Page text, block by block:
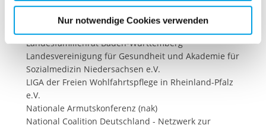
Cookies, die erforderlich zur Bereitstellung der von Ihnen
aufgerufenen und somit gewünschten Website-
Funktionen sind. Diese Cookies setzen wir aufgrund
berechtigter Interessen und daher unabhängig von einer
Einwilligung.
Nur notwendige Cookies verwenden
Kindervereinigung e.V.
Arbeitsgemeinschaft der Spitzenverbände der Freien
Landesfamilienrat Baden-Württemberg
Landesvereinigung für Gesundheit und Akademie für
Sozialmedizin Niedersachsen e.V.
LIGA der Freien Wohlfahrtspflege in Rheinland-Pfalz
e.V.
Nationale Armutskonferenz (nak)
National Coalition Deutschland - Netzwerk zur